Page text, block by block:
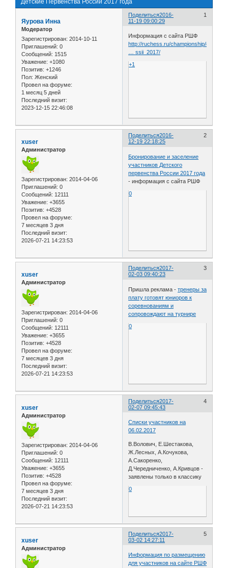
Детские Первенства России 2017 года
Поделиться 1
2016-
11-19 09:00:29
Яурова Инна
Модератор
Зарегистрирован: 2014-10-11
Приглашений: 0
Сообщений: 1515
Уважение: +1080
Позитив: +1246
Пол: Женский
Провел на форуме:
1 месяц 5 дней
Последний визит:
2023-12-15 22:46:08
Информация с сайта РШФ
http://ruchess.ru/championship/detail/2
… ssii_2017/
+1
Поделиться 2
2016-
12-19 22:18:25
xuser
Администратор
Зарегистрирован: 2014-04-06
Приглашений: 0
Сообщений: 12111
Уважение: +3655
Позитив: +4528
Провел на форуме:
7 месяцев 3 дня
Последний визит:
2026-07-21 14:23:53
Бронирование и заселение
участников Детского
первенства России 2017 года
- информация с сайта РШФ
0
Поделиться 3
2017-
02-03 09:40:23
xuser
Администратор
Зарегистрирован: 2014-04-06
Приглашений: 0
Сообщений: 12111
Уважение: +3655
Позитив: +4528
Провел на форуме:
7 месяцев 3 дня
Последний визит:
2026-07-21 14:23:53
Пришла реклама -тренеры за
плату готовят юниоров к
соревнованиям и
сопровождают на турнире
0
Поделиться 4
2017-
02-07 09:45:43
xuser
Администратор
Зарегистрирован: 2014-04-06
Приглашений: 0
Сообщений: 12111
Уважение: +3655
Позитив: +4528
Провел на форуме:
7 месяцев 3 дня
Последний визит:
2026-07-21 14:23:53
Списки участников на
06.02.2017
В.Волович, Е.Шестакова,
Ж.Лесных, А.Кочукова,
А.Сакоренко,
Д.Чередниченко, А.Кривцов -
заявлены только в классику
0
Поделиться 5
2017-
03-02 14:27:11
xuser
Администратор
Информация по размещению
для участников на сайте РШФ